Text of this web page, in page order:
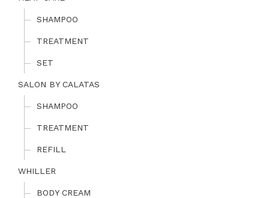
SHAMPOO
TREATMENT
SET
SALON BY CALATAS
SHAMPOO
TREATMENT
REFILL
WHILLER
BODY CREAM